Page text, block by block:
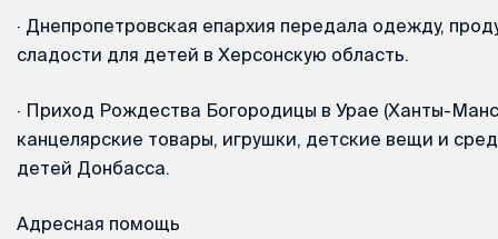
· Днепропетровская епархия передала одежду,
сладости для детей в Херсонскую область.
· Приход Рождества Богородицы в Урае (Ханты-
канцелярские товары, игрушки, детские вещи и
детей Донбасса.
Адресная помощь